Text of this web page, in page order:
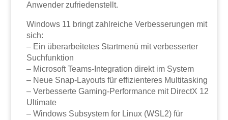
Anwender zufriedenstellt.
Windows 11 bringt zahlreiche Verbesserungen mit
sich:
– Ein überarbeitetes Startmenü mit verbesserter
Suchfunktion
– Microsoft Teams-Integration direkt im System
– Neue Snap-Layouts für effizienteres Multitasking
– Verbesserte Gaming-Performance mit DirectX 12
Ultimate
– Windows Subsystem for Linux (WSL2) für